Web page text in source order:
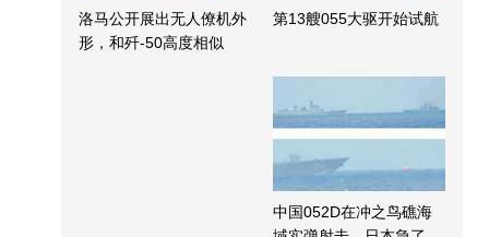
洛马公开展出无人僚机外
形，和歼-50高度相似
第13艘055大驱开始试航
中国052D在冲之鸟礁海